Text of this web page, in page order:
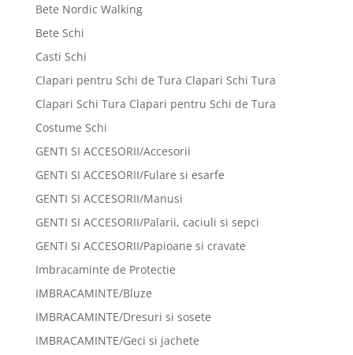
Bete Nordic Walking
Bete Schi
Casti Schi
Clapari pentru Schi de Tura Clapari Schi Tura
Clapari Schi Tura Clapari pentru Schi de Tura
Costume Schi
GENTI SI ACCESORII/Accesorii
GENTI SI ACCESORII/Fulare si esarfe
GENTI SI ACCESORII/Manusi
GENTI SI ACCESORII/Palarii, caciuli si sepci
GENTI SI ACCESORII/Papioane si cravate
Imbracaminte de Protectie
IMBRACAMINTE/Bluze
IMBRACAMINTE/Dresuri si sosete
IMBRACAMINTE/Geci si jachete